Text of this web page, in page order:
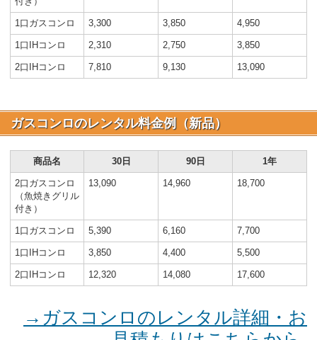
1口ガスコンロ 3,300 3,850 4,950
1口IHコンロ 2,310 2,750 3,850
2口IHコンロ 7,810 9,130 13,090
ガスコンロのレンタル料金例（新品）
商品名 30日 90日 1年
2口ガスコンロ
（魚焼きグリル
付き）
13,090 14,960 18,700
1口ガスコンロ 5,390 6,160 7,700
1口IHコンロ 3,850 4,400 5,500
2口IHコンロ 12,320 14,080 17,600
→ガスコンロのレンタル詳細・お